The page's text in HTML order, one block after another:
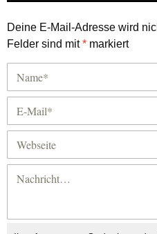
Deine E-Mail-Adresse wird
Felder sind mit* markiert